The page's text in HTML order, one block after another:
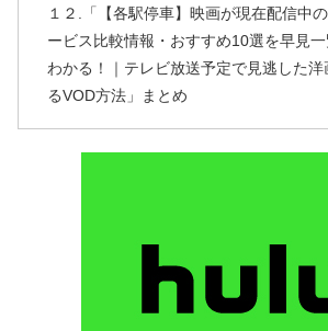
１２.「【各駅停車】映画が現在配信中
ービス比較情報・おすすめ10選を早見
わかる！｜テレビ放送予定で見逃した洋
るVOD方法」まとめ